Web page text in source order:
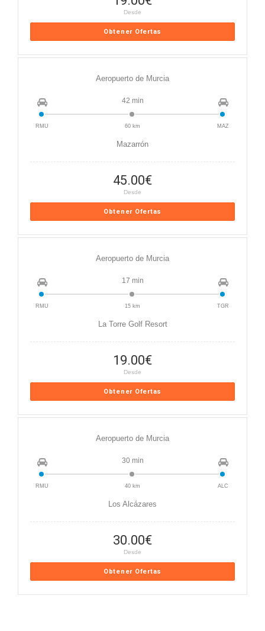
Desde
Obtener Ofertas
Aeropuerto de Murcia
42 min
RMU 60 km MAZ
Mazarrón
45.00€
Desde
Obtener Ofertas
Aeropuerto de Murcia
17 min
RMU 15 km TGR
La Torre Golf Resort
19.00€
Desde
Obtener Ofertas
Aeropuerto de Murcia
30 min
RMU 40 km ALC
Los Alcázares
30.00€
Desde
Obtener Ofertas